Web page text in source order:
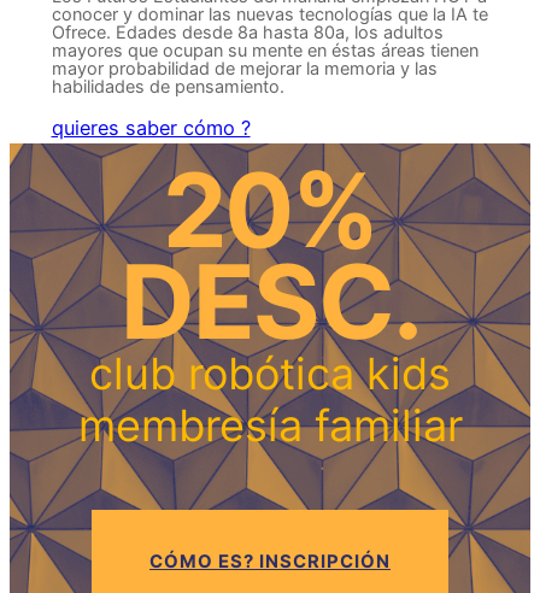
conocer y dominar las nuevas tecnologías que la IA te
Ofrece. Edades desde 8a hasta 80a, los adultos
mayores que ocupan su mente en éstas áreas tienen
mayor probabilidad de mejorar la memoria y las
habilidades de pensamiento.
quieres saber cómo ?
20%
DESC.
club robótica kids
membresía familiar
CÓMO ES? INSCRIPCIÓN